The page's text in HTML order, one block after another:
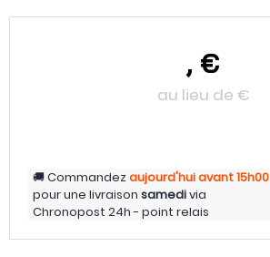
, €
au lieu de €
Commandezaujourd'huiavant 15h00
pour une livraison samedivia
Chronopost 24h - point relais